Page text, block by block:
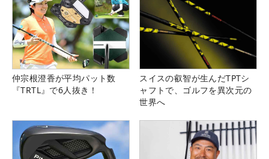
仲宗根澄香が平均パット数
『TRTL』で6人抜き！
スイスの叡智が生んだTPTシ
ャフトで、ゴルフを異次元の
世界へ